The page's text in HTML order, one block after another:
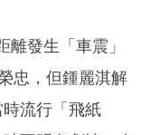
發生「車震」
忠，但鍾麗淇解
流行「飛紙